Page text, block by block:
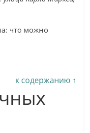
к содержанию ↑